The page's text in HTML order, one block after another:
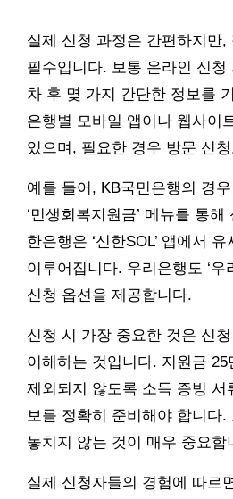
실제 신청 과정은 간편하지만,
필수입니다. 보통 온라인 신청
차 후 몇 가지 간단한 정보를
은행별 모바일 앱이나 웹사이
있으며, 필요한 경우 방문 신
예를 들어, KB국민은행의 경우
‘민생회복지원금’ 메뉴를 통
한은행은 ‘신한SOL’ 앱에서
이루어집니다. 우리은행도 ‘우
신청 옵션을 제공합니다.
신청 시 가장 중요한 것은 신
이해하는 것입니다. 지원금 25
제외되지 않도록 소득 증빙 서
보를 정확히 준비해야 합니다.
놓치지 않는 것이 매우 중요합
실제 신청자들의 경험에 따르